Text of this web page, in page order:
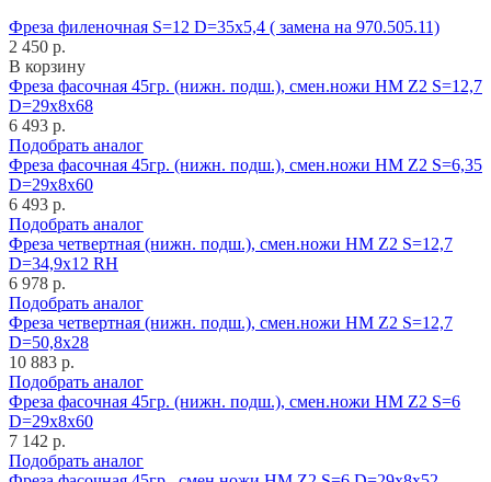
Фреза филеночная S=12 D=35x5,4 ( замена на 970.505.11)
2 450 р.
В корзину
Фреза фасочная 45гр. (нижн. подш.), смен.ножи HM Z2 S=12,7
D=29x8x68
6 493 р.
Подобрать аналог
Фреза фасочная 45гр. (нижн. подш.), смен.ножи HM Z2 S=6,35
D=29x8x60
6 493 р.
Подобрать аналог
Фреза четвертная (нижн. подш.), смен.ножи HM Z2 S=12,7
D=34,9x12 RH
6 978 р.
Подобрать аналог
Фреза четвертная (нижн. подш.), смен.ножи HM Z2 S=12,7
D=50,8x28
10 883 р.
Подобрать аналог
Фреза фасочная 45гр. (нижн. подш.), смен.ножи HM Z2 S=6
D=29x8x60
7 142 р.
Подобрать аналог